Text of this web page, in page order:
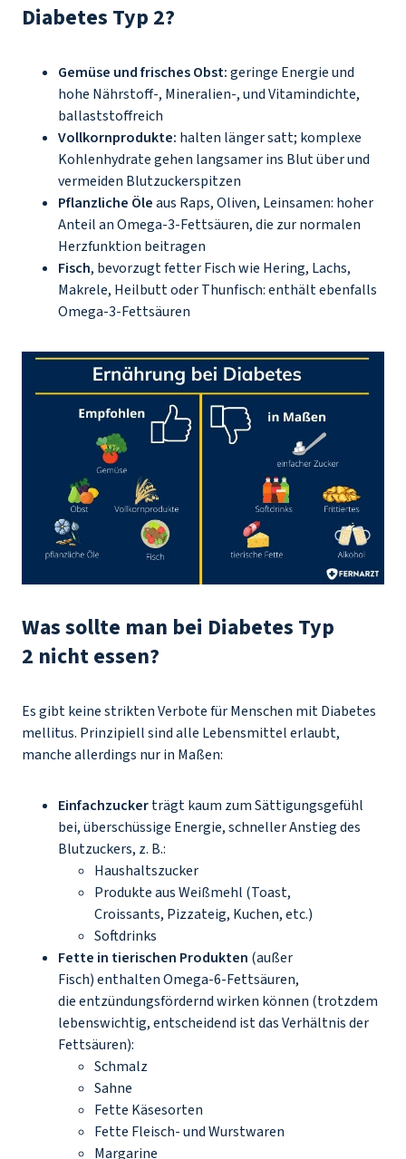
Diabetes Typ 2?
Gemüse und frisches Obst:geringe Energie und
hohe Nährstoff-, Mineralien-, und Vitamindichte,
ballaststoffreich
Vollkornprodukte: halten länger satt; komplexe
Kohlenhydrate gehen langsamer ins Blut über und
vermeiden Blutzuckerspitzen
Pflanzliche Öleaus Raps, Oliven, Leinsamen: hoher
Anteil an Omega-3-Fettsäuren, die zur normalen
Herzfunktion beitragen
Fisch, bevorzugt fetter Fisch wie Hering, Lachs,
Makrele, Heilbutt oder Thunfisch: enthält ebenfalls
Omega-3-Fettsäuren
Was sollte man bei Diabetes Typ
2 nicht essen?
Es gibt keine strikten Verbote für Menschen mit Diabetes
mellitus. Prinzipiell sind alle Lebensmittel erlaubt,
manche allerdings nur in Maßen:
Einfachzuckerträgt kaum zum Sättigungsgefühl
bei, überschüssige Energie, schneller Anstieg des
Blutzuckers, z. B.:
Haushaltszucker
Produkte aus Weißmehl (Toast,
Croissants, Pizzateig, Kuchen, etc.)
Softdrinks
Fette in tierischen Produkten (außer
Fisch) enthalten Omega-6-Fettsäuren,
die entzündungsfördernd wirken können (trotzdem
lebenswichtig, entscheidend ist das Verhältnis der
Fettsäuren):
Schmalz
Sahne
Fette Käsesorten
Fette Fleisch- und Wurstwaren
Margarine